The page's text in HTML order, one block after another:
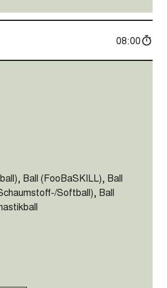
08:00
Ball (FooBaSKILL), Ball
Softball), Ball